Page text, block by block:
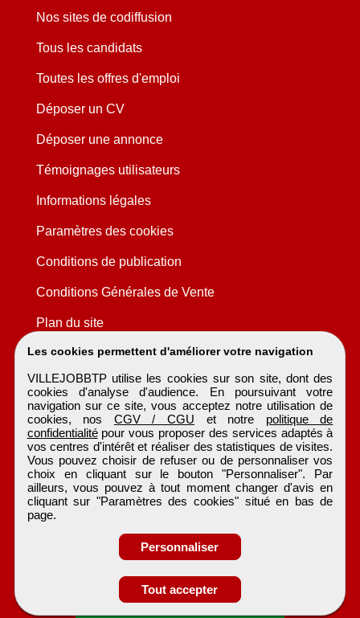
Candidature spontanée
Les cookies permettent d'améliorer votre navigation
VILLEJOBBTP utilise les cookies sur son site, dont des
cookies d'analyse d'audience. En poursuivant votre
navigation sur ce site, vous acceptez notre utilisation de
cookies, nos CGV / CGU et notre politique de
confidentialitépour vous proposer des services adaptés à
vos centres d'intérêt et réaliser des statistiques de visites.
Vous pouvez choisir de refuser ou de personnaliser vos
choix en cliquant sur le bouton "Personnaliser". Par
ailleurs, vous pouvez à tout moment changer d'avis en
cliquant sur "Paramètres des cookies" situé en bas de
page.
Personnaliser
Tout accepter
Nos sites de codiffusion
Tous les candidats
Toutes les offres d'emploi
Déposer un CV
Déposer une annonce
Témoignages utilisateurs
Informations légales
Paramètres des cookies
Conditions de publication
Conditions Générales de Vente
Plan du site
VILLEJOBBTP